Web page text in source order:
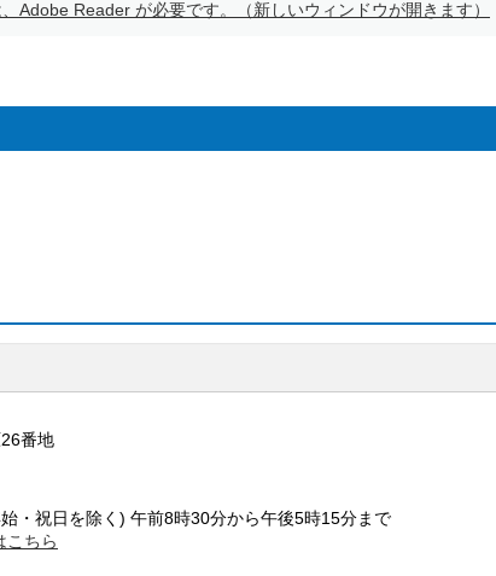
Adobe Reader が必要です。（新しいウィンドウが開きます）
番地
・祝日を除く) 午前8時30分から午後5時15分まで
こちら